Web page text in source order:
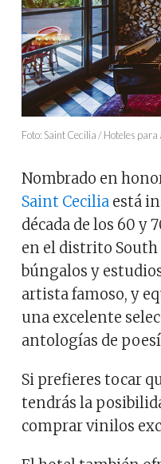
Foto: Saint Cecilia / Hoteles
Nombrado en
Saint Cecilia está
década de los 60 y
en el distrito South
búngalos y
artista famoso, y
una excelente
antologías de
Si prefieres tocar
tendrás la
comprar vinilos